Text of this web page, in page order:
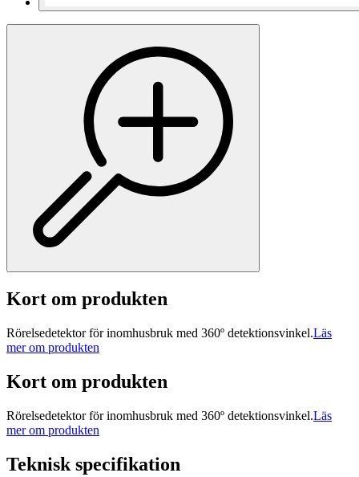
Kort om produkten
Rörelsedetektor för inomhusbruk med 360º detektionsvinkel.Läs
mer om produkten
Kort om produkten
Rörelsedetektor för inomhusbruk med 360º detektionsvinkel.Läs
mer om produkten
Teknisk specifikation